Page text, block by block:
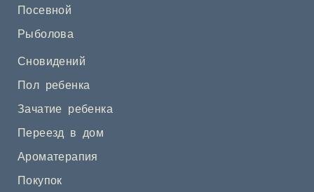
Посевной
Рыболова
Сновидений
Пол ребенка
Зачатие ребенка
Переезд в дом
Ароматерапия
Покупок